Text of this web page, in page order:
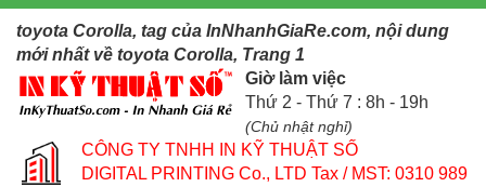
toyota Corolla, tag của InNhanhGiaRe.com, nội dung
mới nhất về toyota Corolla, Trang 1
Giờ làm việc
Thứ 2 - Thứ 7 : 8h - 19h
(Chủ nhật nghỉ)
CÔNG TY TNHH IN KỸ THUẬT SỐ
DIGITAL PRINTING Co., LTD Tax / MST: 0310 989